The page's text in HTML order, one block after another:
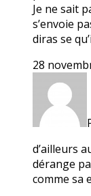
Je ne sait
s’envoie
diras se
28
d’ailleurs
dérange
comme sa